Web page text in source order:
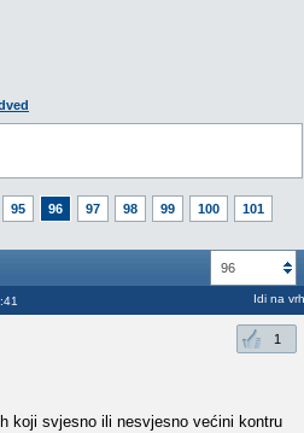
95 96 97 98 99 100 101
96
Idi na vrh
1
koji svjesno ili nesvjesno većini kontru